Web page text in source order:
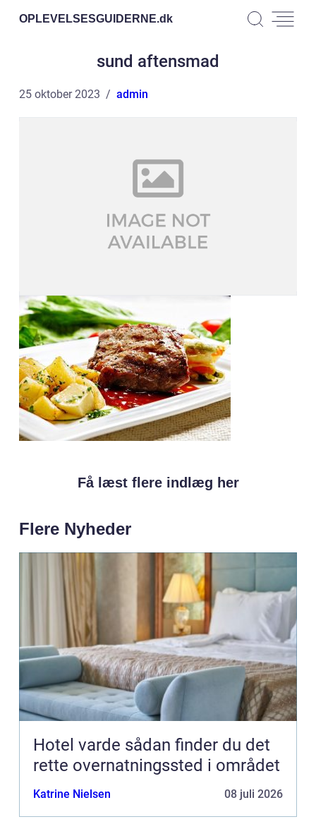
OPLEVELSESGUIDERNE.dk
sund aftensmad
25 oktober 2023 admin
Få læst flere indlæg her
Flere Nyheder
Hotel varde sådan finder du det
rette overnatningssted i området
Katrine Nielsen 08 juli 2026